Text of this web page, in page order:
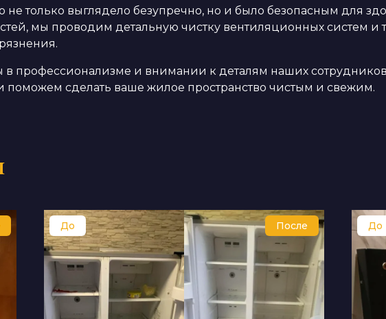
не только выглядело безупречно, но и было безопасным для
мы проводим детальную чистку вентиляционных систем и
профессионализме и внимании к деталям наших
поможем сделать ваше жилое пространство чистым и свежим.